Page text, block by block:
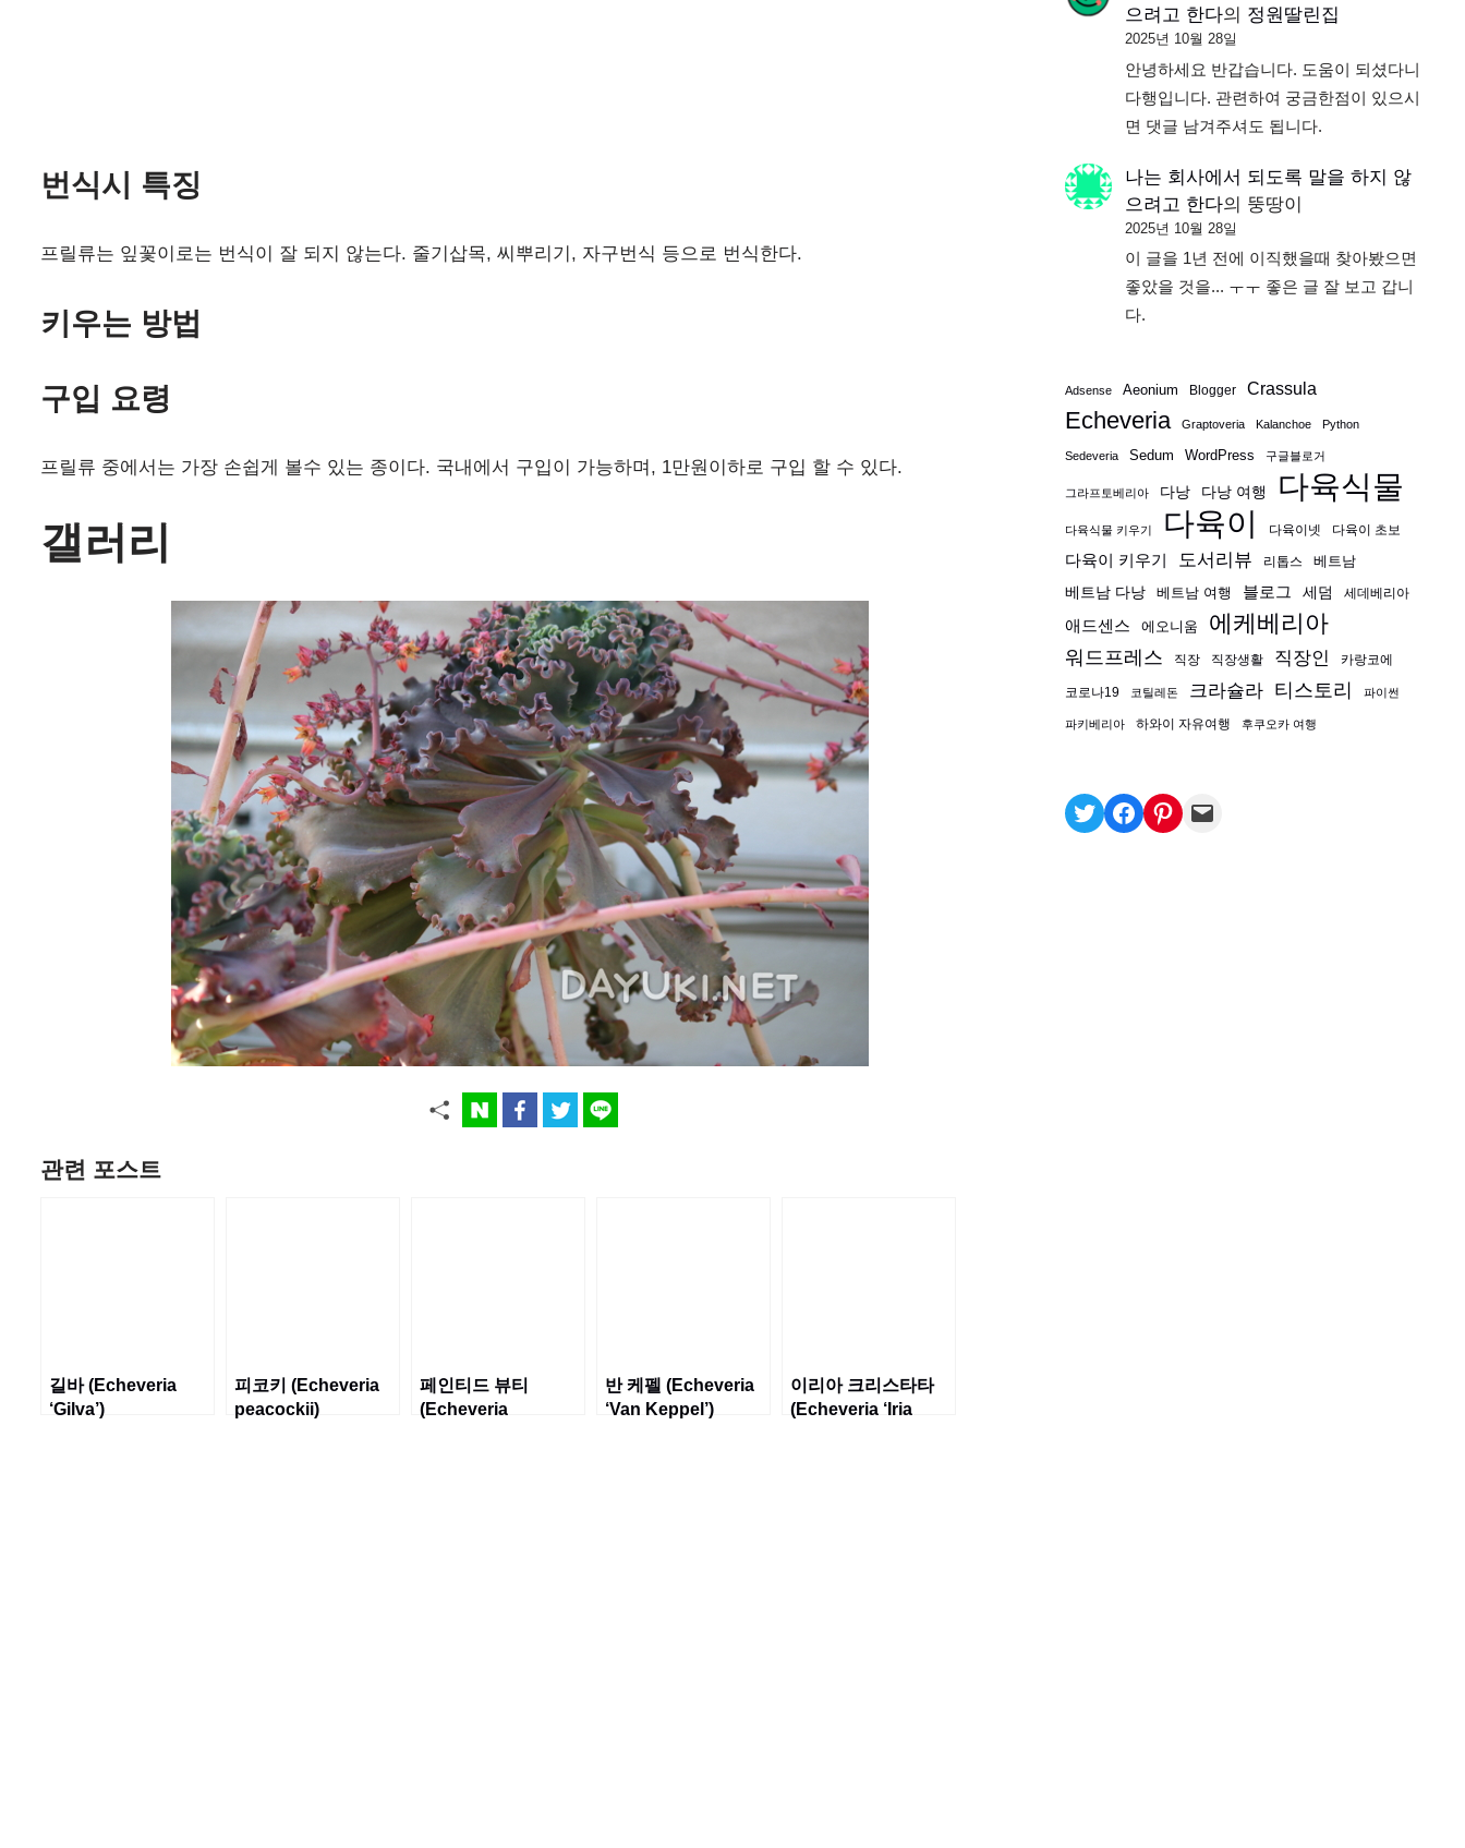
번식시 특징
프릴류는 잎꽃이로는 번식이 잘 되지 않는다. 줄기삽목, 씨뿌리기, 자구번식 등으로 번식한다.
키우는 방법
구입 요령
프릴류 중에서는 가장 손쉽게 볼수 있는 종이다. 국내에서 구입이 가능하며, 1만원이하로 구입 할 수 있다.
갤러리
관련 포스트
길바 (Echeveria
‘Gilva’)
피코키 (Echeveria
peacockii)
페인티드 뷰티
(Echeveria
반 케펠 (Echeveria
‘Van Keppel’)
이리아 크리스타타
(Echeveria ‘Iria
으려고 한다의 정원딸린집
2025년 10월 28일
안녕하세요 반갑습니다. 도움이 되셨다니
다행입니다. 관련하여 궁금한점이 있으시
면 댓글 남겨주셔도 됩니다.
나는 회사에서 되도록 말을 하지 않
으려고 한다의 뚱땅이
2025년 10월 28일
이 글을 1년 전에 이직했을때 찾아봤으면
좋았을 것을... ㅜㅜ 좋은 글 잘 보고 갑니
다.
Adsense Aeonium Blogger Crassula
Echeveria Graptoveria Kalanchoe Python
Sedeveria Sedum WordPress 구글블로거
그라프토베리아 다낭 다낭 여행 다육식물
다육식물 키우기 다육이 다육이넷 다육이 초보
다육이 키우기 도서리뷰 리톱스
베트남
베트남 다낭
베트남 여행 블로그 세덤 세데베리아
애드센스 에오니움 에케베리아
워드프레스 직장 직장생활 직장인 카랑코에
코로나19 코틸레돈 크라슐라 티스토리 파이썬
파키베리아 하와이 자유여행 후쿠오카 여행